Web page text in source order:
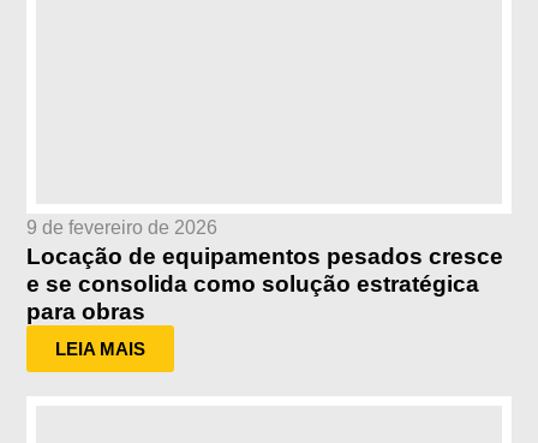
9 de fevereiro de 2026
Locação de equipamentos pesados cresce
e se consolida como solução estratégica
para obras
LEIA MAIS